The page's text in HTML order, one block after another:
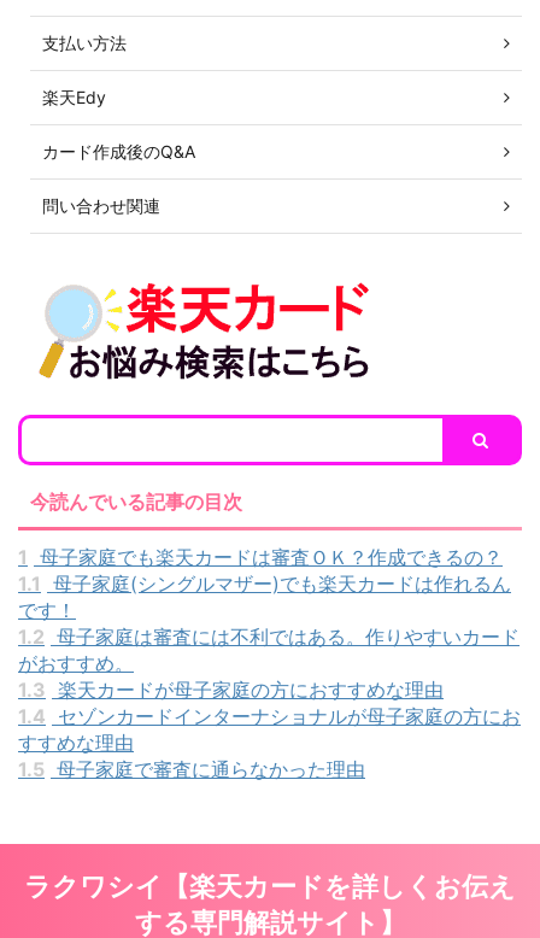
支払い方法
楽天Edy
カード作成後のQ&A
問い合わせ関連
今読んでいる記事の目次
1 母子家庭でも楽天カードは審査ＯＫ？作成できるの？
1.1 母子家庭(シングルマザー)でも楽天カードは作れるん
です！
1.2 母子家庭は審査には不利ではある。作りやすいカード
がおすすめ。
1.3 楽天カードが母子家庭の方におすすめな理由
1.4 セゾンカードインターナショナルが母子家庭の方にお
すすめな理由
1.5 母子家庭で審査に通らなかった理由
ラクワシイ【楽天カードを詳しくお伝え
する専門解説サイト】